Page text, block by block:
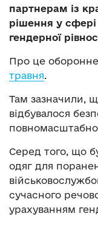
партнерам із
рішення у сфері
гендерної
Про це
травня.
Там зазначили,
відбувалося
Серед того, що
одяг для
сучасного
урахуванням